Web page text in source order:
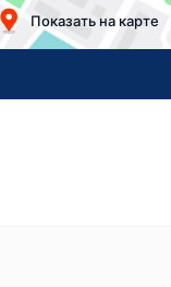
Показать на карте